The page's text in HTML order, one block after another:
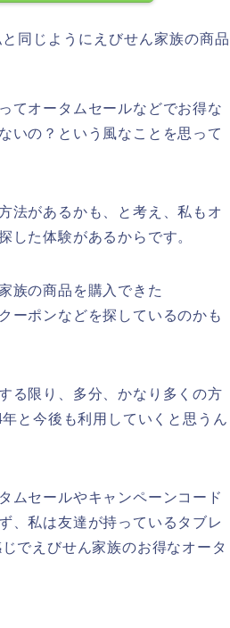
同じようにえびせん家族の商品
てオータムセールなどでお得な
いの？という風なことを思って
法があるかも、と考え、私もオ
した体験があるからです。
族の商品を購入できた
ーポンなどを探しているのかも
る限り、多分、かなり多くの方
と今後も利用していくと思うん
ムセールやキャンペーンコード
、私は友達が持っているタブレ
でえびせん家族のお得なオータ